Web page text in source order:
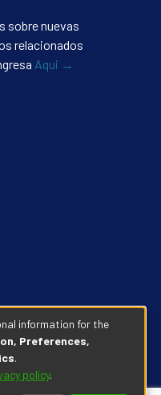
sobre nuevas
relacionados
Aqui →
information for the
Preferences,
.
policy.